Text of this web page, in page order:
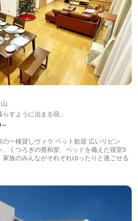
すように泊まる宿」
の一棟貸しヴィラ ペット歓迎 広いリビン
くつろぎの畳和室、ベッドを備えた寝室3
族のみんながそれぞれゆったりと過ごせる